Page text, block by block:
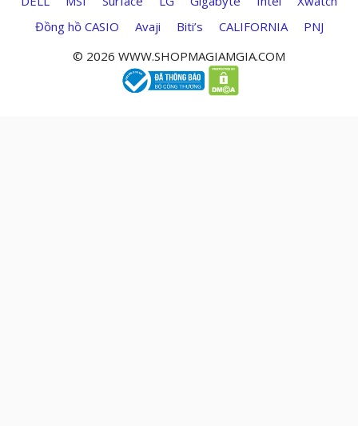
Đồng hồ CASIO
Avaji Biti’s CALIFORNIA
PNJ
© 2026 WWW.SHOPMAGIAMGIA.COM